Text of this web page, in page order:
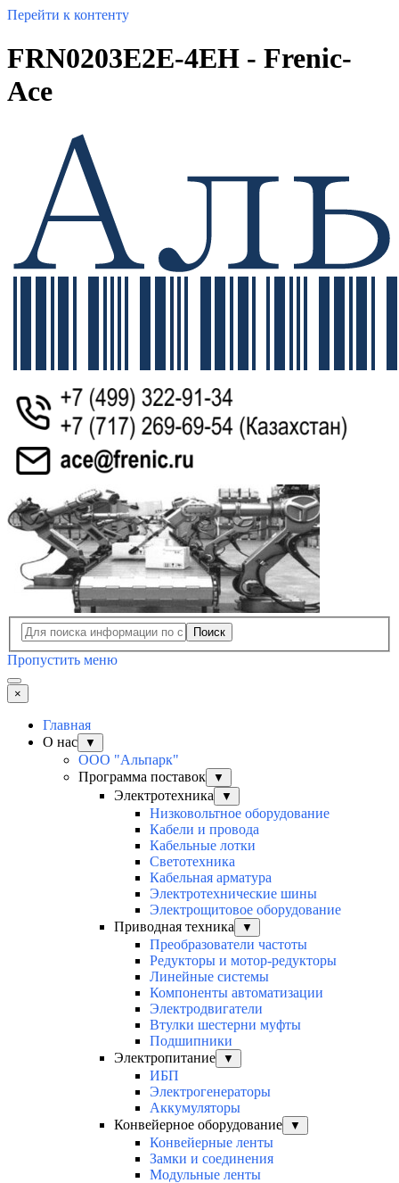
Перейти к контенту
FRN0203E2E-4EH - Frenic-
Ace
Поиск
Пропустить меню
×
Главная
О нас
▼
ООО "Альпарк"
Программа поставок
▼
Электротехника ▼
Низковольтное оборудование
Кабели и провода
Кабельные лотки
Светотехника
Кабельная арматура
Электротехнические шины
Электрощитовое оборудование
Приводная техника
▼
Преобразователи частоты
Редукторы и мотор-редукторы
Линейные системы
Компоненты автоматизации
Электродвигатели
Втулки шестерни муфты
Подшипники
Электропитание
▼
ИБП
Электрогенераторы
Аккумуляторы
Конвейерное оборудование
▼
Конвейерные ленты
Замки и соединения
Модульные ленты